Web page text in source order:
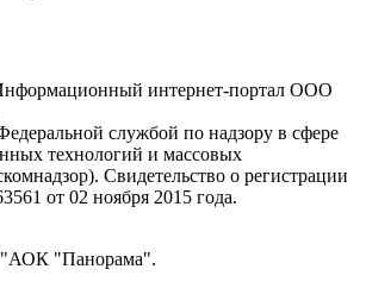
интернет-портал ООО
службой по надзору в сфере
технологий и массовых
Cвидетельство о регистрации
от 02 ноября 2015 года.
"Панорама".